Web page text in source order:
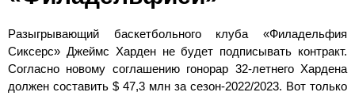
Разыгрывающий баскетбольного клуба «Филадельфия
Сиксерс» Джеймс Харден не будет подписывать контракт.
Согласно новому соглашению гонорар 32-летнего Хардена
должен составить $ 47,3 млн за сезон-2022/2023. Вот только